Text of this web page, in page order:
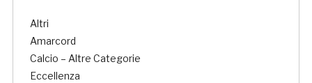
Altri
Amarcord
Calcio – Altre Categorie
Eccellenza